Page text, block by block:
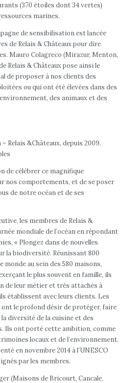
(370 étoiles dont 34 vertes)
marines.
de sensibilisation est lancée
de Relais & Châteaux pour dire
Mauro Colagreco (Mirazur, Menton,
Relais & Châteaux pose ainsi le
de proposer à nos clients des
ou qui ont été élevées dans des
des animaux et des
Relais &Châteaux, depuis 2009,
de célébrer ce magnifique
nos comportements, et de se poser
de notre océan et de ses
les membres de Relais &
mondiale de l’océan en répondant
« Plongez dans de nouvelles
la biodiversité. Réunissant 800
monde au sein des 580 maisons,
le plus souvent en famille, ils
de leur métier et très attachés à
établissent avec leurs clients. Les
ont le profond désir de protéger, faire
diversité de la cuisine et des
Ils ont porté cette ambition, comme
locaux et de l’environnement,
en novembre 2014 à l’UNESCO
par les membres.
(Maisons de Bricourt, Cancale,